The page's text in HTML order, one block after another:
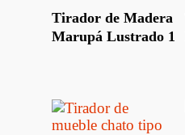
Leer Más
Tirador de Madera
Marupá Lustrado 1